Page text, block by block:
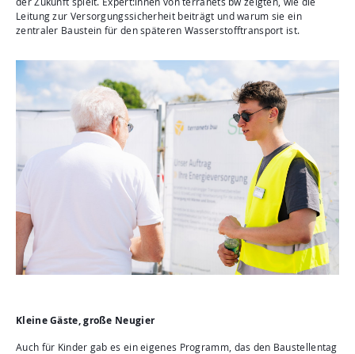
Leitung zur Versorgungssicherheit beiträgt und warum sie ein
zentraler Baustein für den späteren Wasserstofftransport ist.
Kleine Gäste, große Neugier
Auch für Kinder gab es ein eigenes Programm, das den Baustellentag